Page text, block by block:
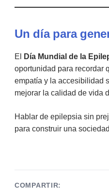
Un día para
El Día Mundial de la
oportunidad para recordar
empatía y la accesibilidad
mejorar la calidad de vida
Hablar de epilepsia sin
para construir una
COMPARTIR: